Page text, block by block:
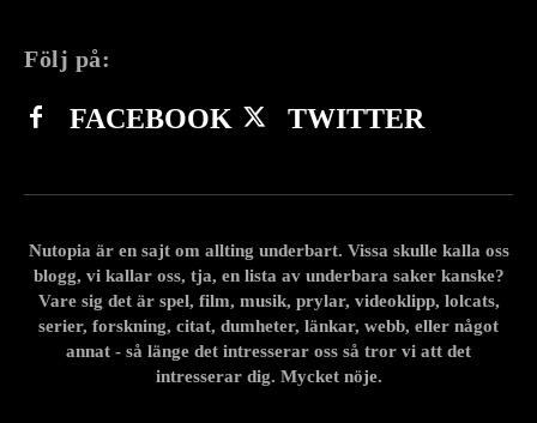
Följ på:
FACEBOOK TWITTER
Nutopia är en sajt om allting underbart. Vissa skulle kalla oss
blogg, vi kallar oss, tja, en lista av underbara saker kanske?
Vare sig det är spel, film, musik, prylar, videoklipp, lolcats,
serier, forskning, citat, dumheter, länkar, webb, eller något
annat - så länge det intresserar oss så tror vi att det
intresserar dig. Mycket nöje.